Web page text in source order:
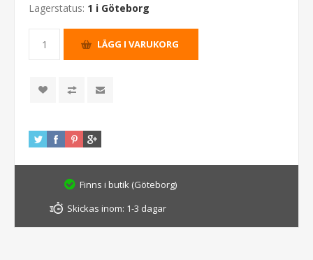
Lagerstatus: 1 i Göteborg
Finns i butik (Göteborg)
Skickas inom: 1-3 dagar